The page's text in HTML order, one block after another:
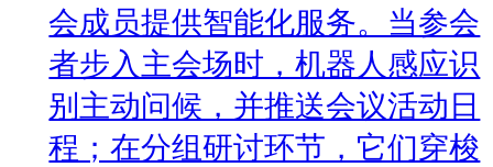
会成员提供智能化服务。当参会
者步入主会场时，机器人感应识
别主动问候，并推送会议活动日
程；在分组研讨环节，它们穿梭